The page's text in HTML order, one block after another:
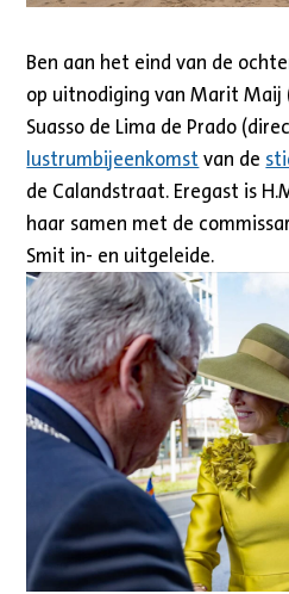
Ben aan het eind van de
op uitnodiging van Marit Maij
Suasso de Lima de Prado
lustrumbijeenkomst van de
de Calandstraat. Eregast is
haar samen met de
Smit in- en uitgeleide.